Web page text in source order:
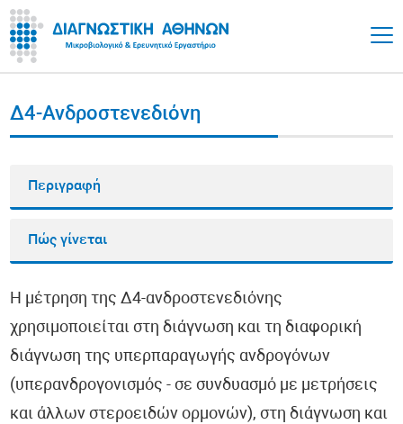
Δ4-Ανδροστενεδιόνη
Περιγραφή
Πώς γίνεται
Η μέτρηση της Δ4-ανδροστενεδιόνης
χρησιμοποιείται στη διάγνωση και τη διαφορική
διάγνωση της υπερπαραγωγής ανδρογόνων
(υπερανδρογονισμός - σε συνδυασμό με μετρήσεις
και άλλων στεροειδών ορμονών), στη διάγνωση και